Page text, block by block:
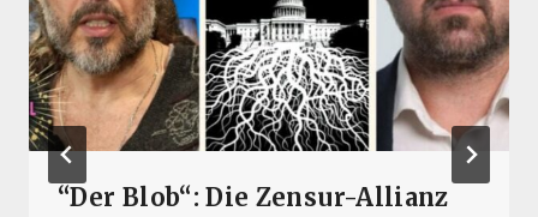
“Der Blob“: Die Zensur-Allianz